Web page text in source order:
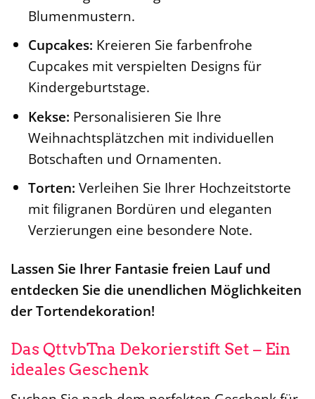
Blumenmustern.
Cupcakes: Kreieren Sie farbenfrohe
Cupcakes mit verspielten Designs für
Kindergeburtstage.
Kekse: Personalisieren Sie Ihre
Weihnachtsplätzchen mit individuellen
Botschaften und Ornamenten.
Torten: Verleihen Sie Ihrer Hochzeitstorte
mit filigranen Bordüren und eleganten
Verzierungen eine besondere Note.
Lassen Sie Ihrer Fantasie freien Lauf und
entdecken Sie die unendlichen Möglichkeiten
der Tortendekoration!
Das QttvbTna Dekorierstift Set – Ein
ideales Geschenk